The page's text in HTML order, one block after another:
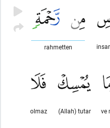
rahmetten
ve
(Allah) tutar
olmaz